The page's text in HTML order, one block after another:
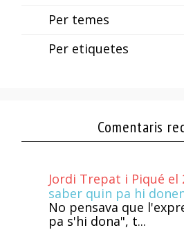
Per temes
Per etiquetes
Comentaris
Jordi Trepat i Piqué el
saber quin pa hi
No pensava que
pa s'hi dona", t...